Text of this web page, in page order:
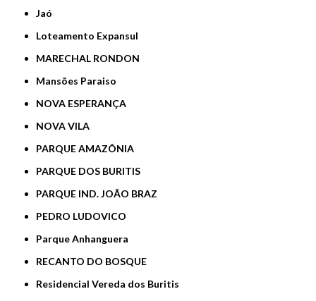
Jaó
Loteamento Expansul
MARECHAL RONDON
Mansões Paraiso
NOVA ESPERANÇA
NOVA VILA
PARQUE AMAZÔNIA
PARQUE DOS BURITIS
PARQUE IND. JOÃO BRAZ
PEDRO LUDOVICO
Parque Anhanguera
RECANTO DO BOSQUE
Residencial Vereda dos Buritis